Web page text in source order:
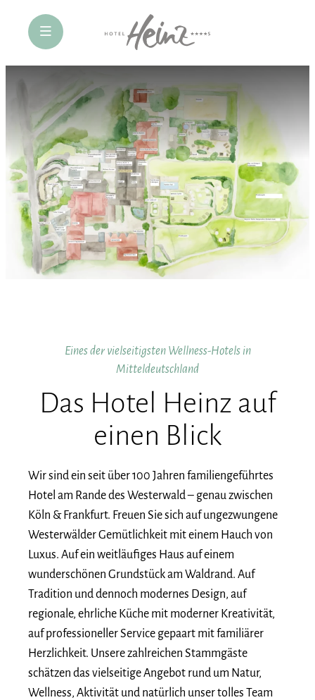
öffne Navigation
Eines der vielseitigsten Wellness-Hotels in
Mitteldeutschland
Das Hotel Heinz auf
einen Blick
Wir sind ein seit über 100 Jahren familiengeführtes
Hotel am Rande des Westerwald – genau zwischen
Köln & Frankfurt. Freuen Sie sich auf ungezwungene
Westerwälder Gemütlichkeit mit einem Hauch von
Luxus. Auf ein weitläufiges Haus auf einem
wunderschönen Grundstück am Waldrand. Auf
Tradition und dennoch modernes Design, auf
regionale, ehrliche Küche mit moderner Kreativität,
auf professioneller Service gepaart mit familiärer
Herzlichkeit. Unsere zahlreichen Stammgäste
schätzen das vielseitige Angebot rund um Natur,
Wellness, Aktivität und natürlich unser tolles Team